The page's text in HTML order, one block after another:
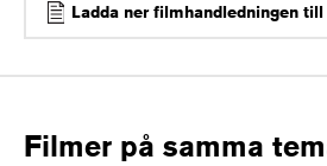
Ladda ner filmhandledningen
Filmer på samma